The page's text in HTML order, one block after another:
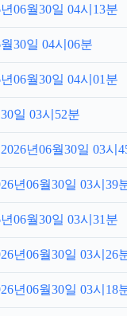
06월30일 04시13분
30일 04시06분
06월30일 04시01분
일 03시52분
년06월30일 03시
년06월30일 03시39
06월30일 03시31분
년06월30일 03시26
년06월30일 03시18